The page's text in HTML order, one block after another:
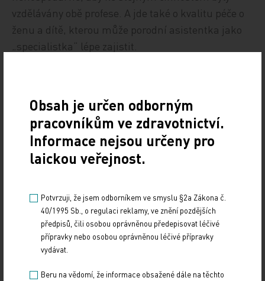
vzdělávány obě profese. A jde také o kvalitu péče o
ženu a dítě, kterou může porodní asistentka jako
„specialistka“ lépe zajistit.
na úrovni Odboru ošetřovatelství a nelékařských
povolání, prosíme o pomoc Vás a vedení
ministerstva zdravotnictví.
Mgr. Věra Vránová, PhD., prezidentka ČKPA Bc.
Radmila Dorazilová, viceprezidentka ČKPA
Obsah je určen odborným
pracovníkům ve zdravotnictví.
Informace nejsou určeny pro
laickou veřejnost.
Potvrzuji, že jsem odborníkem ve smyslu §2a Zákona č.
40/1995 Sb., o regulaci reklamy, ve znění pozdějších
předpisů, čili osobou oprávněnou předepisovat léčivé
přípravky nebo osobou oprávněnou léčivé přípravky
vydávat.
Beru na vědomí, že informace obsažené dále na těchto